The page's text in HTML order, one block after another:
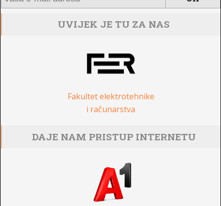
UVIJEK JE TU ZA NAS
Fakultet elektrotehnike
i računarstva
DAJE NAM PRISTUP INTERNETU